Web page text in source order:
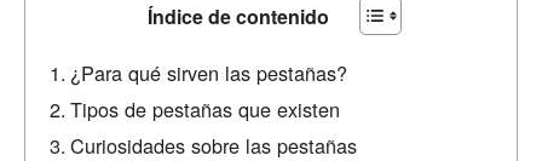
Índice de contenido
¿Para qué sirven las pestañas?
Tipos de pestañas que existen
Curiosidades sobre las pestañas